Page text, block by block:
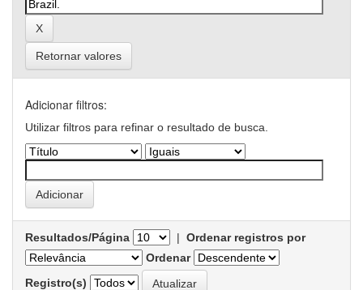
Retornar valores
Adicionar filtros:
Utilizar filtros para refinar o resultado de busca.
Resultados/Página | Ordenar registros por
Ordenar
Registro(s)